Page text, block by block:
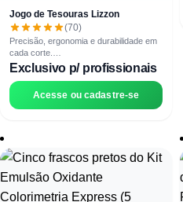
elevando o acabamento final e a
percepção de qualidade do serviço
profissional.
Jogo de Tesouras Lizzon
(70)
Precisão, ergonomia e durabilidade em
cada corte.
O kit acompanha tesouras de alta
performance para cortes retos e
desfiados, desenvolvidas para oferecer
leveza e controle em qualquer técnica.
Acompanha uma case elegante e
segurança e praticidade.
Exclusivo p/ profissionais
Acesse ou cadastre-se